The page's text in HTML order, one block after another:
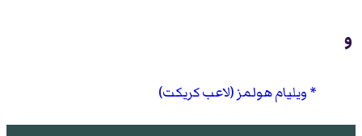
و
ويليام هولمز (لاعب كريكت)